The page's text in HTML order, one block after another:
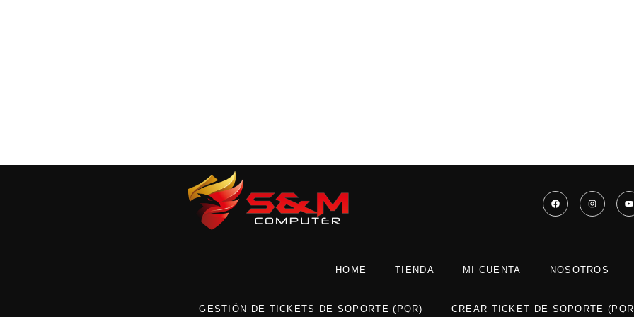
HOME TIENDA MI CUENTA NOSOTROS
GESTIÓN DE TICKETS DE SOPORTE (PQR) CREAR TICKET DE SOPORTE